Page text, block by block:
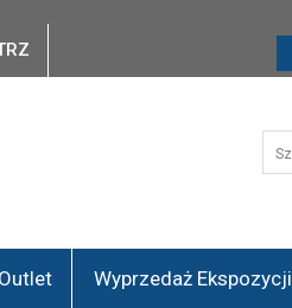
Outlet Wyprzedaż Ekspozycji